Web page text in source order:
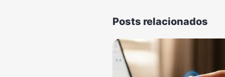
Posts relacionados